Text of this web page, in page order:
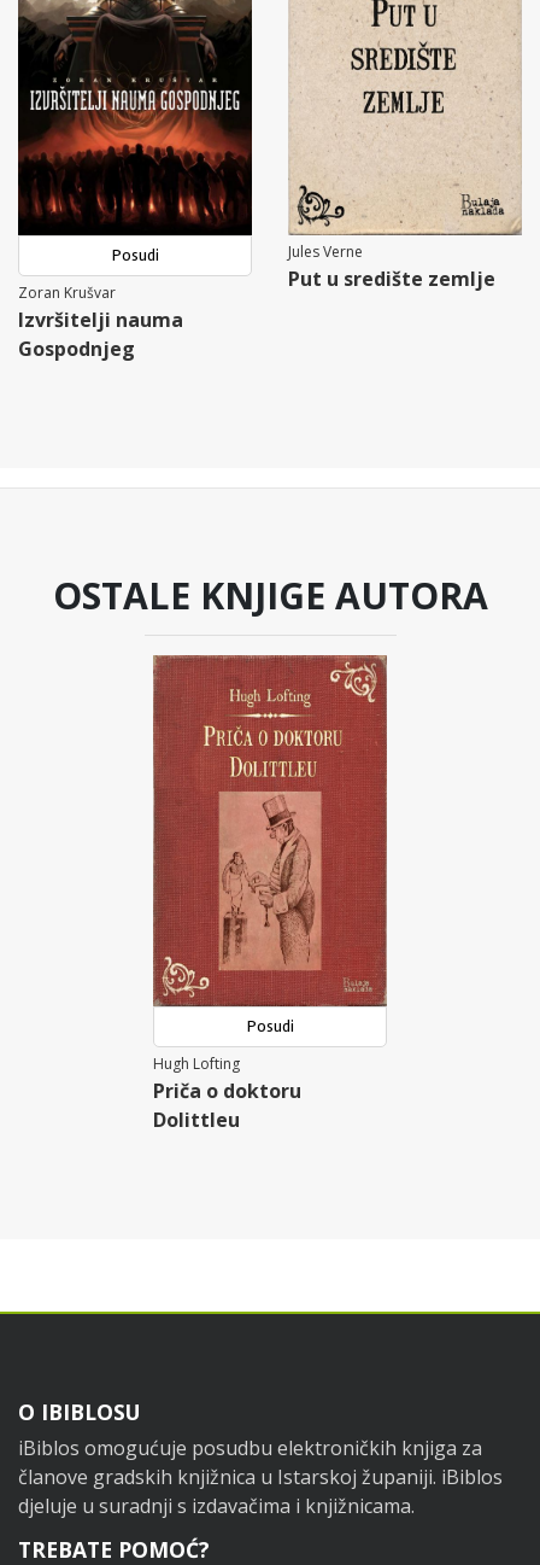
Posudi
Zoran Krušvar
Izvršitelji nauma
Gospodnjeg
Jules Verne
Put u središte zemlje
OSTALE KNJIGE AUTORA
Posudi
Hugh Lofting
Priča o doktoru
Dolittleu
Footer
O IBIBLOSU
iBiblos omogućuje posudbu elektroničkih knjiga za
članove gradskih knjižnica u Istarskoj županiji. iBiblos
djeluje u suradnji s izdavačima i knjižnicama.
TREBATE POMOĆ?